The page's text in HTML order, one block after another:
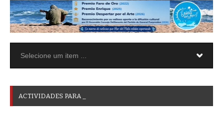
ACTIVIDADES PARA